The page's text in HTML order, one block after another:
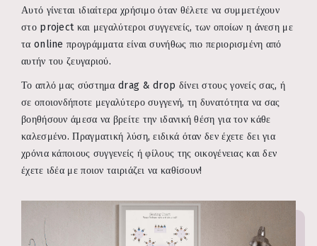
Αυτό γίνεται ιδιαίτερα χρήσιμο όταν θέλετε να συμμετέχουν
στο project και μεγαλύτεροι συγγενείς, των οποίων η άνεση με
τα online προγράμματα είναι συνήθως πιο περιορισμένη από
αυτήν του ζευγαριού.
Το απλό μας σύστημα drag & drop δίνει στους γονείς σας, ή
σε οποιονδήποτε μεγαλύτερο συγγενή, τη δυνατότητα να σας
βοηθήσουν άμεσα να βρείτε την ιδανική θέση για τον κάθε
καλεσμένο. Πραγματική λύση, ειδικά όταν δεν έχετε δει για
χρόνια κάποιους συγγενείς ή φίλους της οικογένειας και δεν
έχετε ιδέα με ποιον ταιριάζει να καθίσουν!